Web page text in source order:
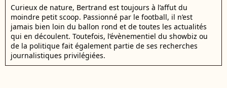
Curieux de nature, Bertrand est toujours à l’affut du
moindre petit scoop. Passionné par le football, il n’est
jamais bien loin du ballon rond et de toutes les actualités
qui en découlent. Toutefois, l’évènementiel du showbiz ou
de la politique fait également partie de ses recherches
journalistiques privilégiées.